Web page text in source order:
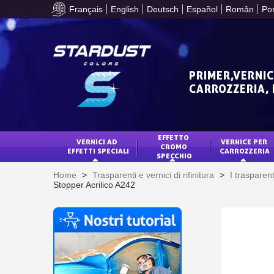
Français English Deutsch Español Român
VERNICI AD
EFFETTI SPECIALI
EFFETTO
CROMO
SPECCHIO
VERNICE PER
CARROZZERIA
Home > Trasparenti e vernici di rifinitura > I
Stopper Acrilico A242